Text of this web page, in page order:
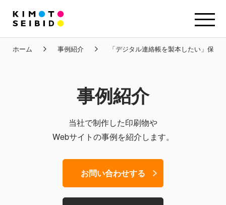
ホーム 事例紹介 「デジタル連絡帳を製本したい」保
事例紹介
当社で制作した印刷物や
Webサイトの事例を紹介します。
お問い合わせする